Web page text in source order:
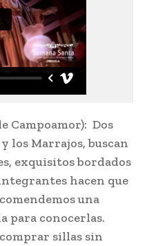
Campoamor): Dos
los Marrajos, buscan
exquisitos bordados
hacen que
una
para conocerlas.
sillas sin